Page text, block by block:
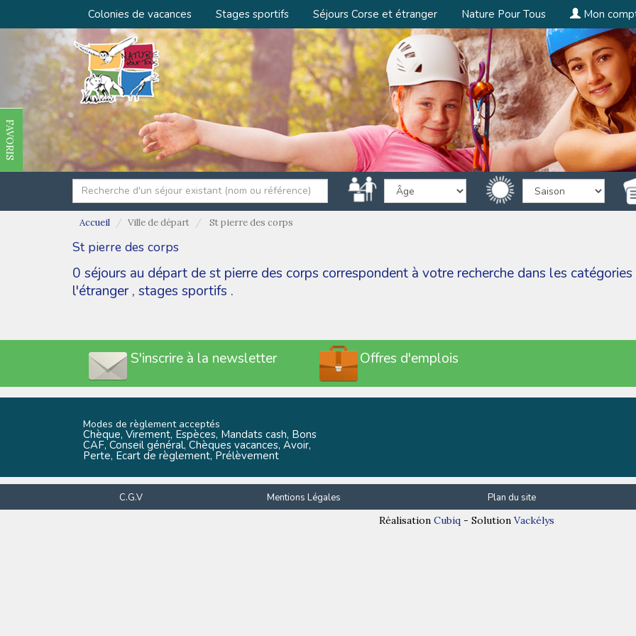
Colonies de vacances Stages sportifs Séjours Corse et étranger Nature Pour Tous Mon
FAVORIS
Accueil Ville de départ St pierre des corps
St pierre des corps
0 séjours au départ de st pierre des corps correspondent à votre recherche dans les catégories
l'étranger, stages sportifs .
S'inscrire à la newsletter Offres d'emplois
Modes de règlement acceptés
Chèque, Virement, Espèces, Mandats cash, Bons
CAF, Conseil général, Chèques vacances, Avoir,
Perte, Ecart de règlement, Prélèvement
C.G.V Mentions Légales Plan du site
Réalisation Cubiq- Solution Vackélys